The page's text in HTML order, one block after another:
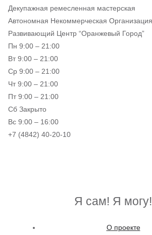
Декупажная ремесленная мастерская
Автономная Некоммерческая
Развивающий Центр “Оранжевый Город”
Пн 9:00 – 21:00
Вт 9:00 – 21:00
Ср 9:00 – 21:00
Чт 9:00 – 21:00
Пт 9:00 – 21:00
Сб Закрыто
Вс 9:00 – 16:00
+7 (4842) 40-20-10
Я сам! Я могу!
О проекте